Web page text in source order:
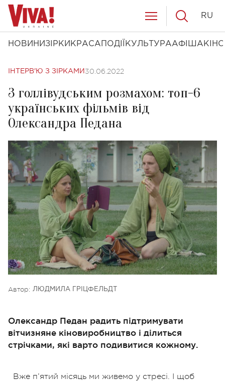
НОВИНИ ЗІРКИ КРАСА ПОДІЇ КУЛЬТУРААФІША КІНО
RU
ІНТЕРВ'Ю З ЗІРКАМИ 30.06.2022
З голлівудським розмахом: топ-6
українських фільмів від
Олександра Педана
Автор: ЛЮДМИЛА ГРІЦФЕЛЬДТ
Олександр Педан радить підтримувати
вітчизняне кіновиробництво і ділиться
стрічками, які варто подивитися кожному.
Вже п’ятий місяць ми живемо у стресі. І щоб